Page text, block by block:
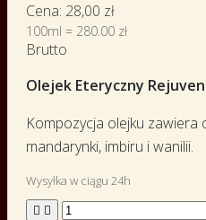
Cena: 28,00 zł
100ml = 280.00 zł
Brutto
Olejek Eteryczny
Kompozycja olejku zawiera
mandarynki, imbiru i wanilii.
Wysyłka w ciągu 24h
 